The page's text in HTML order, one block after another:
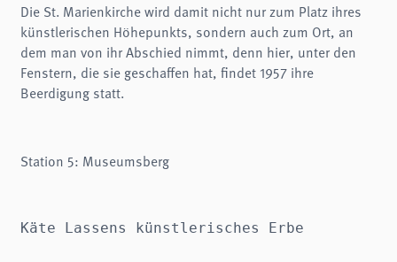
Die St. Marienkirche wird damit nicht nur zum Platz ihres
künstlerischen Höhepunkts, sondern auch zum Ort, an
dem man von ihr Abschied nimmt, denn hier, unter den
Fenstern, die sie geschaffen hat, findet 1957 ihre
Beerdigung statt.
Station 5: Museumsberg
Käte Lassens künstlerisches Erbe